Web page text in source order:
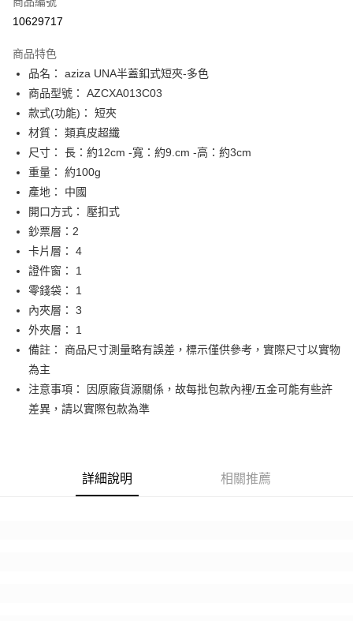
Google Pay
全盈+PAY
大哥付你分期
相關說明
【大哥付你分期使用說明】
1.本服務由台灣大哥大提供，台灣大哥大用戶可立即使用無須另外申請。
2.付款方式選擇「大哥付你分期」，訂單成立後會自動跳轉到大哥付的交易
流程，驗證手機門號後，選擇欲分期的期數、繳款截止日，確認付款後即完
成交易。
3.實際核准額度、可分期數及費用金額請依後續交易確認頁面所載為準。
消。如遇「轉專審核」未通過狀況，表示未達大哥付你分期系統評分，恕無
法說明評估內容。
【繳款方式說明】
1.分期款項不併入電信帳單，「大哥付你分期」於每月結算日後寄送繳費提
醒簡訊。
2.透過簡訊連結打開帳單後，可選擇「超商條碼／台灣大直營門市／銀行轉
【注意事項】
1.本服務係由「台灣大哥大股份有限公司」（以下簡稱本公司）所提供，讓
用戶於交易時，得透過本服務購買商品或服務，並由商店將買賣／分期付款
買賣價金債權讓與本公司後，依約使用本公司帳單繳交帳款。
AFTEE先享後付
相關說明
【關於「AFTEE先享後付」】
AFTEE先享後付是「在收到商品之後才付款」的支付方式。 讓您購物簡單
便利好安心！
１．簡單：不需註冊會員、不需綁卡、不需儲值。
３．安心：先確認商品／服務後，再付款。
【「AFTEE先享後付」結帳流程】
１．於結帳方式選擇「AFTEE先享後付」後，將跳轉至「AFTEE先享後付」
結帳頁面，進行簡訊認證並確認金額後，即可完成結帳。
２．訂單成立數日內，您將收到繳費通知簡訊。
３．收到繳費通知簡訊後14天內，點擊此簡訊中的連結，可透過四大超商／
ATM／網路銀行／等多元方式進行付款，方視為交易完成。
※ 請注意：結帳手續完成當下不需立刻繳費，但若您需要取消訂單，請聯絡
購買商品的店家。未經商家同意取消之訂單仍視為有效，需透過AFTEE先享
ATM付款
運送方式
每筆NT$70，滿NT$1,000(含以上)免運費
付款後7-11取貨
每筆NT$70，滿NT$1,000(含以上)免運費
宅配
每筆NT$100，滿NT$1,200(含以上)免運費
10629717
商品特色
品名： aziza UNA半蓋釦式短夾-多色
商品型號： AZCXA013C03
款式(功能)： 短夾
材質： 類真皮超纖
尺寸： 長：約12cm -寬：約9.cm -高：約3cm
重量： 約100g
產地： 中國
開口方式： 壓扣式
鈔票層：2
卡片層： 4
證件窗： 1
零錢袋： 1
內夾層： 3
外夾層： 1
備註： 商品尺寸測量略有誤差，標示僅供參考，實際尺寸以實物
為主
注意事項： 因原廠貨源關係，故每批包款內裡/五金可能有些許
差異，請以實際包款為準
詳細說明 相關推薦